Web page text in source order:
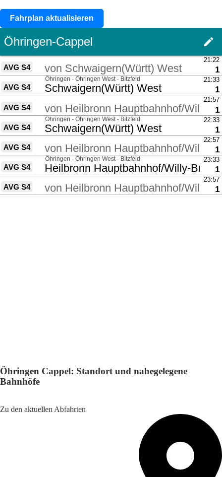
Fahrplan aktualisieren
Öhringen Cappel: Standort und nahegelegene
Bahnhöfe
Zu den aktuellen Abfahrten